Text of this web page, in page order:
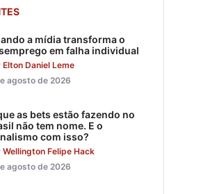
a mídia transforma o
em falha individual
Elton Daniel Leme
agosto de 2026
as bets estão fazendo no
não tem nome. E o
com isso?
Wellington Felipe Hack
agosto de 2026